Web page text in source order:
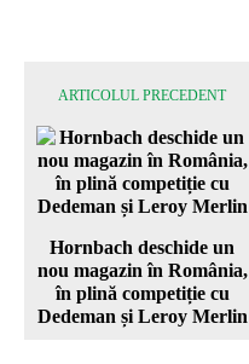
ARTICOLUL PRECEDENT
Hornbach deschide un
nou magazin în România,
în plină competiție cu
Dedeman și Leroy Merlin